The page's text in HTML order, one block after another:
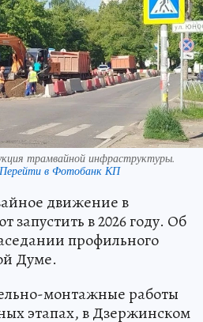
трамвайной инфраструктуры.
Перейти в Фотобанк КП
движение в
запустить в 2026 году. Об
профильного
Думе.
монтажные работы
этапах, в Дзержинском